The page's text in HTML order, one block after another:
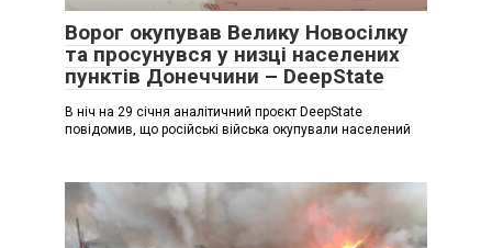
Ворог окупував Велику Новосілку
та просунувся у низці населених
пунктів Донеччини – DeepState
В ніч на 29 січня аналітичний проєкт DeepState
повідомив, що російські війська окупували населений